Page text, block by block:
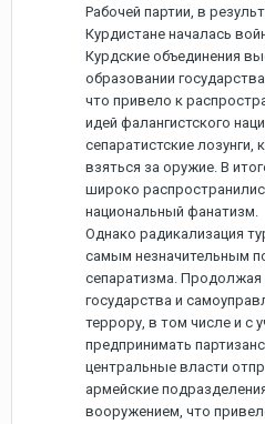
Рабочей партии, в
Курдистане началась
Курдские объединения
образовании
что привело к
идей фалангистского
сепаратистские
взяться за оружие. В
широко
национальный фанатизм.
Однако радикализация
самым незначительным
сепаратизма. Продолжая
государства и
террору, в том числе и с
предпринимать
центральные власти
армейские
вооружением, что